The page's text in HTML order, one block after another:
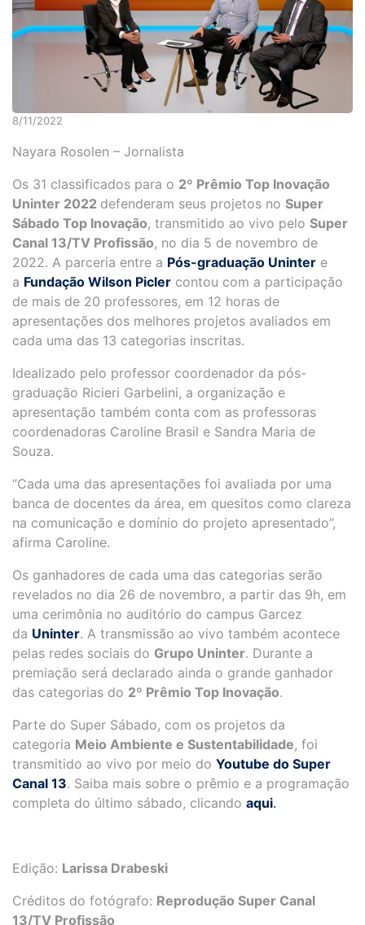
8/11/2022
Nayara Rosolen – Jornalista
Os 31 classificados para o 2º Prêmio Top Inovação
Uninter 2022 defenderam seus projetos no Super
Sábado Top Inovação, transmitido ao vivo pelo Super
Canal 13/TV Profissão, no dia 5 de novembro de
2022. A parceria entre a Pós-graduação Uninter e
a Fundação Wilson Picler contou com a participação
de mais de 20 professores, em 12 horas de
apresentações dos melhores projetos avaliados em
cada uma das 13 categorias inscritas.
Idealizado pelo professor coordenador da pós-
graduação Ricieri Garbelini, a organização e
apresentação também conta com as professoras
coordenadoras Caroline Brasil e Sandra Maria de
Souza.
“Cada uma das apresentações foi avaliada por uma
banca de docentes da área, em quesitos como clareza
na comunicação e domínio do projeto apresentado”,
afirma Caroline.
Os ganhadores de cada uma das categorias serão
revelados no dia 26 de novembro, a partir das 9h, em
uma cerimônia no auditório do campus Garcez
da Uninter. A transmissão ao vivo também acontece
pelas redes sociais do Grupo Uninter. Durante a
premiação será declarado ainda o grande ganhador
das categorias do 2º Prêmio Top Inovação.
Parte do Super Sábado, com os projetos da
categoria Meio Ambiente e Sustentabilidade, foi
transmitido ao vivo por meio do Youtube do Super
Canal 13. Saiba mais sobre o prêmio e a programação
completa do último sábado, clicando aqui.
Edição: Larissa Drabeski
Créditos do fotógrafo: Reprodução Super Canal
13/TV Profissão